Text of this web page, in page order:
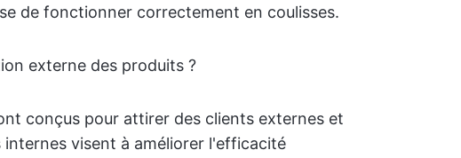
de fonctionner correctement en coulisses.
externe des produits ?
conçus pour attirer des clients externes et
visent à améliorer l'efficacité